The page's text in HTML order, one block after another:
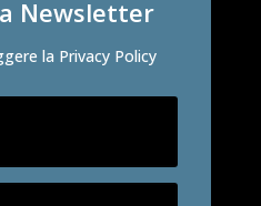
Newsletter
la Privacy Policy